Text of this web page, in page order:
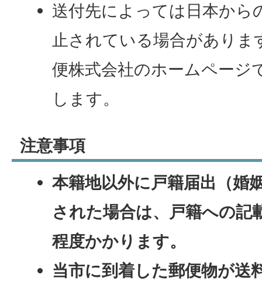
送付先によっては日本から
止されている場合がありま
便株式会社のホームページ
します。
注意事項
本籍地以外に戸籍届出（婚
された場合は、戸籍への記
程度かかります。
当市に到着した郵便物が送